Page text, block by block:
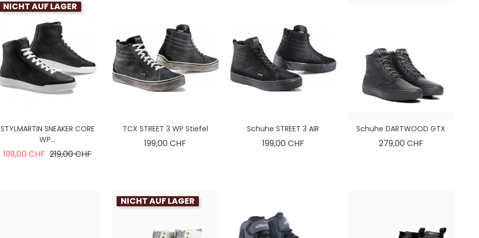
NICHT AUF LAGER
STYLMARTIN SNEAKER CORE
WP...
199,00 CHF Verkaufspreis
219,00 CHFPreis
TCX STREET 3 WP Stiefel
199,00 CHF
Schuhe STREET 3 AIR
199,00 CHFPreis
Schuhe DARTWOOD GTX
279,00 CHFPreis
NICHT AUF LAGER